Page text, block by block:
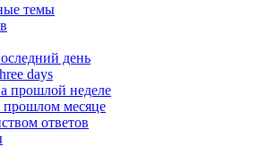
темы
день
days
прошлой неделе
месяце
ответов